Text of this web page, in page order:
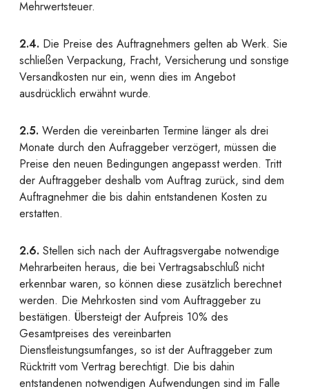
Mehrwertsteuer.
2.4. Die Preise des Auftragnehmers gelten ab Werk. Sie
schließen Verpackung, Fracht, Versicherung und sonstige
Versandkosten nur ein, wenn dies im Angebot
ausdrücklich erwähnt wurde.
2.5. Werden die vereinbarten Termine länger als drei
Monate durch den Aufraggeber verzögert, müssen die
Preise den neuen Bedingungen angepasst werden. Tritt
der Auftraggeber deshalb vom Auftrag zurück, sind dem
Auftragnehmer die bis dahin entstandenen Kosten zu
erstatten.
2.6. Stellen sich nach der Auftragsvergabe notwendige
Mehrarbeiten heraus, die bei Vertragsabschluß nicht
erkennbar waren, so können diese zusätzlich berechnet
werden. Die Mehrkosten sind vom Auftraggeber zu
bestätigen. Übersteigt der Aufpreis 10% des
Gesamtpreises des vereinbarten
Dienstleistungsumfanges, so ist der Auftraggeber zum
Rücktritt vom Vertrag berechtigt. Die bis dahin
entstandenen notwendigen Aufwendungen sind im Falle